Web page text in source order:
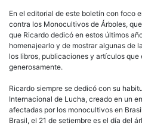
En el editorial de este boletín con foco
contra los Monocultivos de Árboles,
que Ricardo dedicó en estos últimos
homenajearlo y de mostrar algunas de
los libros, publicaciones y artículos que
generosamente.
Ricardo siempre se dedicó con su
Internacional de Lucha, creado en un
afectadas por los monocultivos en
Brasil, el 21 de setiembre es el día del